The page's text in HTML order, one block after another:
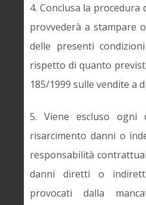
4. Conclusa la
provvederà a stampare
delle presenti
rispetto di quanto
185/1999 sulle vendite a
5. Viene escluso
risarcimento danni o
responsabilità
danni diretti o
provocati dalla